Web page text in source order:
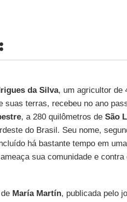
da Silva, um agricultor de
suas terras, recebeu no ano
, a 280 quilômetros deSão
do Brasil. Seu nome,
há bastante tempo em
sua comunidade e
María Martín, publicada pelo